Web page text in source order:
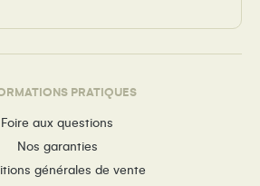
PRATIQUES
Foire aux questions
Nos garanties
générales de vente